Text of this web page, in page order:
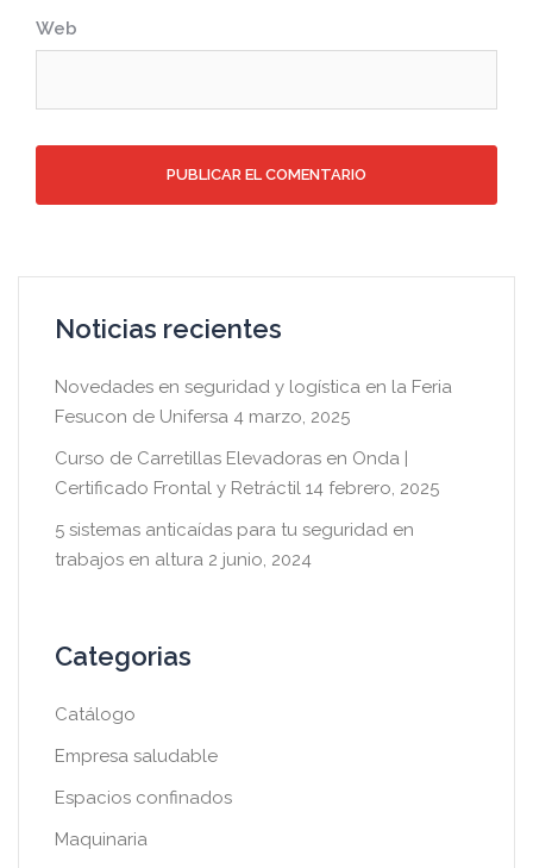
Web
Noticias recientes
Novedades en seguridad y logística en la Feria
Fesucon de Unifersa 4 marzo, 2025
Curso de Carretillas Elevadoras en Onda |
Certificado Frontal y Retráctil 14 febrero, 2025
5 sistemas anticaídas para tu seguridad en
trabajos en altura 2 junio, 2024
Categorias
Catálogo
Empresa saludable
Espacios confinados
Maquinaria